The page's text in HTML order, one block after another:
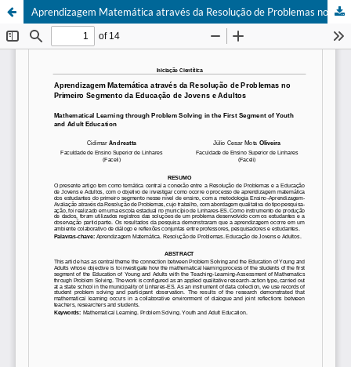
Aprendizagem Matemática através da Resolução de Problemas no Primeiro Segmento da Educação de Jovens e Adultos